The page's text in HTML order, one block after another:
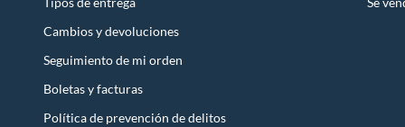
Cambios y devoluciones
Seguimiento de mi orden
Boletas y facturas
Política de prevención de delitos